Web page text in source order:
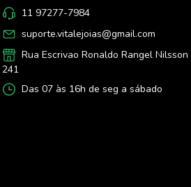
11 97277-7984
suporte.vitalejoias@gmail.com
Rua Escrivao Ronaldo Rangel Nilsson
241
Das 07 às 16h de seg a sábado